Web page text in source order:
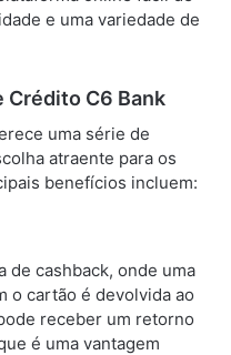
e uma variedade de
Crédito C6 Bank
uma série de
atraente para os
benefícios incluem:
de cashback, onde uma
o cartão é devolvida ao
receber um retorno
é uma vantagem